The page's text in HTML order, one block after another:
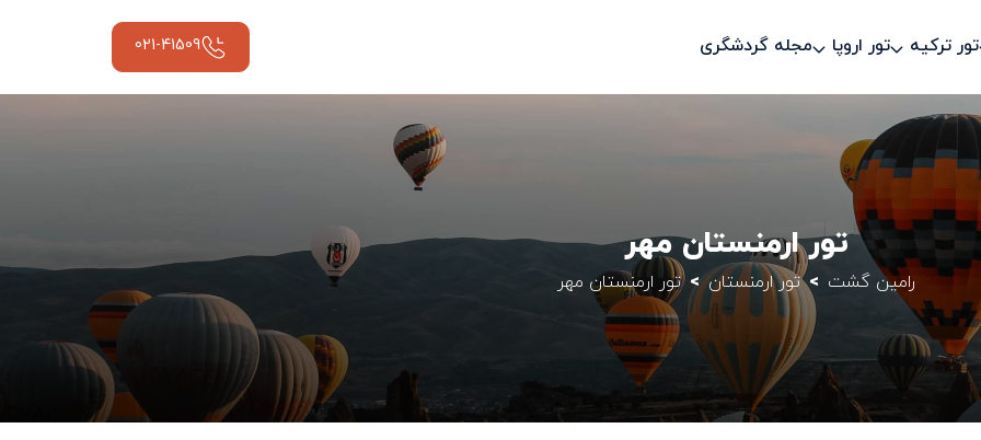
تور ترکیه تور اروپا مجله گردشگری 021-41509
تور ارمنستان مهر
رامین گشت تور ارمنستان تور ارمنستان مهر